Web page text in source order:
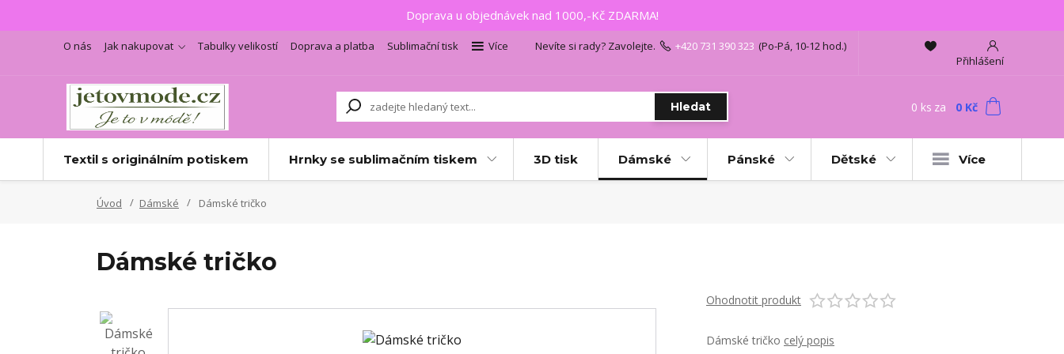
Doprava u objednávek nad 1000,-Kč ZDARMA!
O nás Jak nakupovat Tabulky velikostí Doprava a platba Sublimační tisk
Více
Přihlášení
Hledat
Nevíte si rady? Zavolejte. +420 731 390 323 (Po-Pá, 10-12 hod.)
0 ks za 0 Kč
Textil s originálním potiskem Hrnky se sublimačním tiskem 3D tisk Dámské Pánské Dětské Více
Úvod Dámské Dámské tričko
Dámské tričko
Ohodnotit produkt
Dámské tričko celý popis